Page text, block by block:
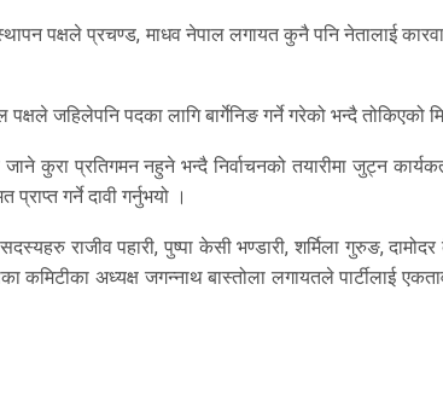
पक्षले प्रचण्ड, माधव नेपाल लगायत कुनै पनि नेतालाई
जहिलेपनि पदका लागि बार्गेनिङ गर्ने गरेको भन्दै तोकिएको
कुरा प्रतिगमन नहुने भन्दै निर्वाचनको तयारीमा जुट्न
गर्ने दावी गर्नुभयो ।
राजीव पहारी, पुष्पा केसी भण्डारी, शर्मिला गुरुङ, दामोदर
कमिटीका अध्यक्ष जगन्नाथ बास्तोला लगायतले पार्टीलाई